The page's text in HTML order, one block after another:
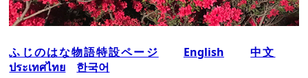
ふじのはな物語特設ページ English
中文
ประเทศไทย
한국어